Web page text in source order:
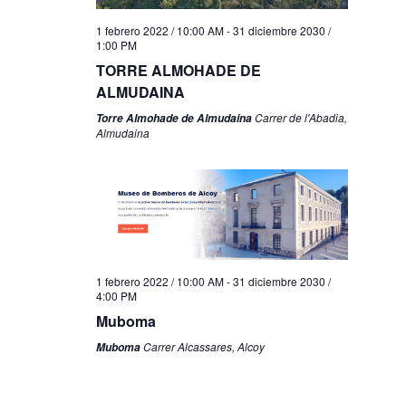
1 febrero 2022 / 10:00 AM-31 diciembre 2030 /
1:00 PM
TORRE ALMOHADE DE
ALMUDAINA
Torre Almohade de AlmudainaCarrer de l'Abadia,
Almudaina
1 febrero 2022 / 10:00 AM-31 diciembre 2030 /
4:00 PM
Muboma
MubomaCarrer Alcassares, Alcoy